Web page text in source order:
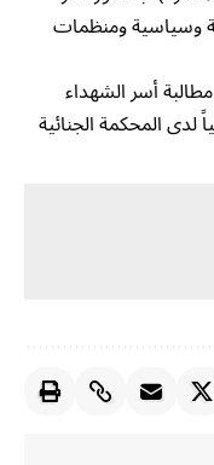
وسياسية ومنظمات
أسر الشهداء
لدى المحكمة الجنائية